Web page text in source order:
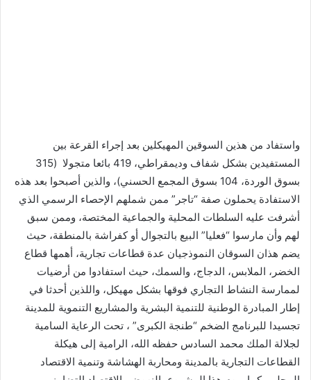
واستفاد من هذين السوقين المهيكلين بعد إجراء القرعة بين
المستفيدين بشكل شفاف وديمقراطي، 419 بائعا متجولا (315
بسوق الوردة، 104 بسوق المجمع الحسني)، والذين أصبحوا بعد هذه
الاستفادة يحملون صفة “تاجر” ممن شملهم الإحصاء الرسمي الذي
أشرفت عليه السلطات المحلية والجماعية المختصة، وممن سبق
لهم وأن مارسوا “فعليا” البيع بالتجوال أو كفراشة بالمنطقة، حيث
يضم هذان السوقان النموذجيان عدة قطاعات تجارية، أهمها قطاع
الخضر، الملابس، الدجاج، والسمك، حيث استفادوا من أرضيات
لممارسة النشاط التجاري فوقها بشكل مهيكل، واللذين أحدثا في
إطار المبادرة الوطنية للتنمية البشرية والمشاريع التنموية للمدينة
تجسيدا للبرنامج الضخم “طنجة الكبرى” ، تحت الرعاية السامية
لجلالة الملك محمد السادس حفظه الله، الرامية إلى هيكلة
القطاعات التجارية بالمدينة ومحاربة الهشاشة وتنمية الاقتصاد